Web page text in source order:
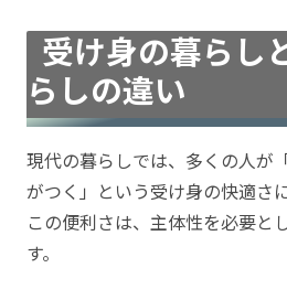
受け身の暮らし
らしの違い
現代の暮らしでは、多くの人が
がつく」という受け身の快適さ
この便利さは、主体性を必要と
す。